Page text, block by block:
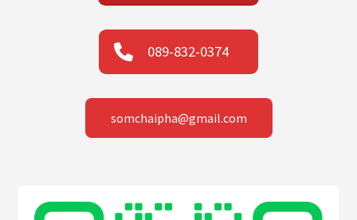
089-832-0374
somchaipha@gmail.com